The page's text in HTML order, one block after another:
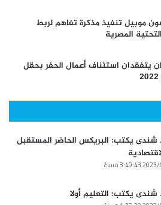
موبيل تنفيذ مذكرة تفاهم لربط
المصرية
يتفقدان استئناف أعمال الحفر بحقل
شندى يكتب: البريكس الحاضر المستقبل
مساءً
يكتب: التعليم أولا